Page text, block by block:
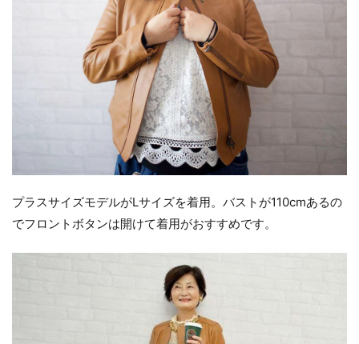
プラスサイズモデルがLサイズを着用。バストが110cmあるの
でフロントボタンは開けて着用がおすすめです。